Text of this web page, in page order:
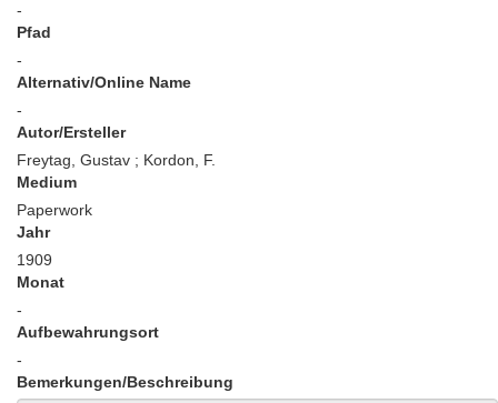
-
Pfad
-
Alternativ/Online Name
-
Autor/Ersteller
Freytag, Gustav ; Kordon, F.
Medium
Paperwork
Jahr
1909
Monat
-
Aufbewahrungsort
-
Bemerkungen/Beschreibung